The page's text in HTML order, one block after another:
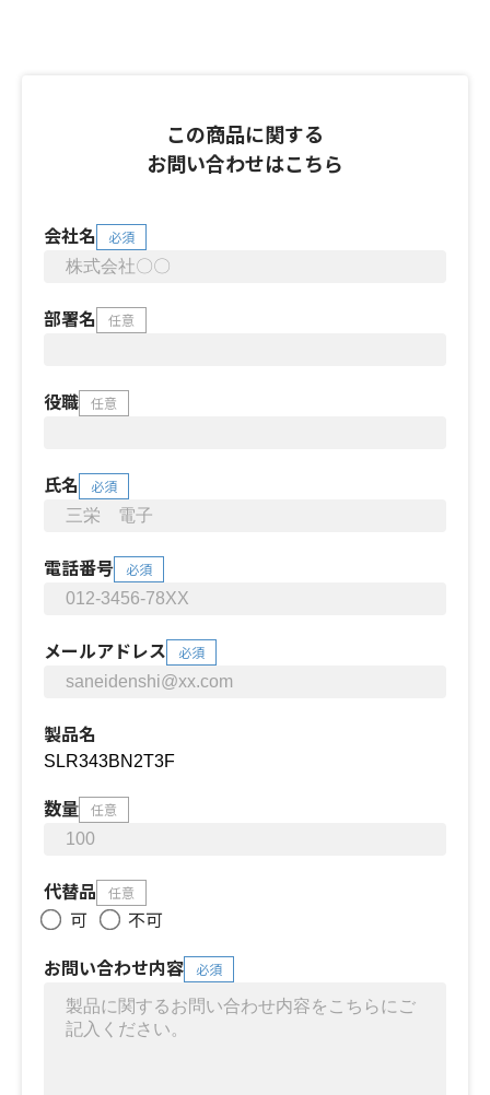
この商品に関する
お問い合わせはこちら
会社名 必須
部署名 任意
役職 任意
氏名 必須
電話番号 必須
メールアドレス 必須
製品名
数量 任意
代替品 任意
可
不可
お問い合わせ内容
必須